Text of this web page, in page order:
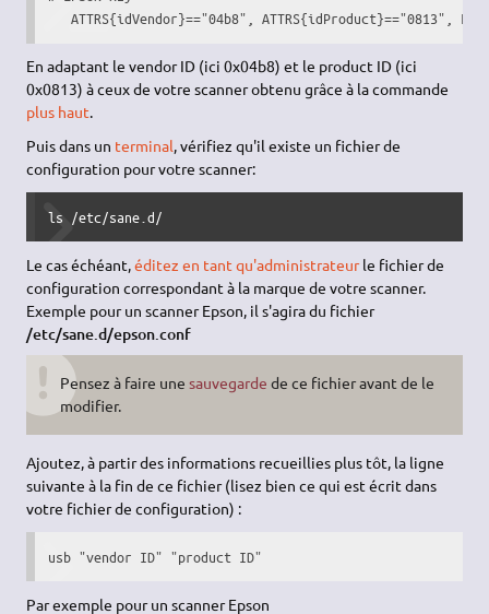
ATTRS{idVendor}=="04b8", ATTRS{idProduct}=="0813",
En adaptant le vendor ID (ici 0x04b8) et le product ID (ici
0x0813) à ceux de votre scanner obtenu grâce à la commande
plus haut.
Puis dans un terminal, vérifiez qu'il existe un fichier de
configuration pour votre scanner:
ls /etc/sane.d/
Le cas échéant,éditez en tant qu'administrateurle fichier de
configuration correspondant à la marque de votre scanner.
Exemple pour un scanner Epson, il s'agira du fichier
/etc/sane.d/epson.conf
Pensez à faire une sauvegarde de ce fichier avant de le
modifier.
Ajoutez, à partir des informations recueillies plus tôt, la ligne
suivante à la fin de ce fichier (lisez bien ce qui est écrit dans
votre fichier de configuration) :
usb "vendor ID" "product ID"
Par exemple pour un scanner Epson